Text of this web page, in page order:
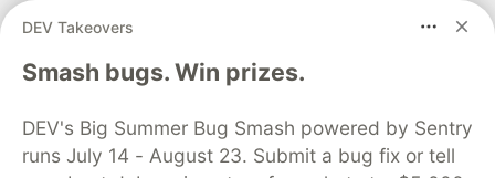
One AI
雲端檔案服務
Woodpecker Project
DEV Takeovers
Smash bugs. Win prizes.
DEV's Big Summer Bug Smash powered by Sentry
runs July 14 - August 23. Submit a bug fix or tell